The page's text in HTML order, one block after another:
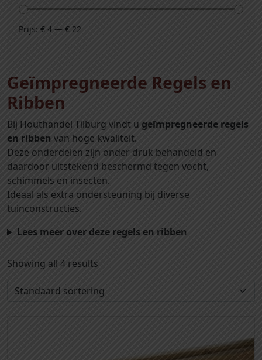
Prijs: € 4 — € 22
Geïmpregneerde Regels en
Ribben
Bij Houthandel Tilburg vindt u geïmpregneerde regels
en ribben van hoge kwaliteit.
Deze onderdelen zijn onder druk behandeld en
daardoor uitstekend beschermd tegen vocht,
schimmels en insecten.
Ideaal als extra ondersteuning bij diverse
tuinconstructies.
Lees meer over deze regels en ribben
Showing all 4 results